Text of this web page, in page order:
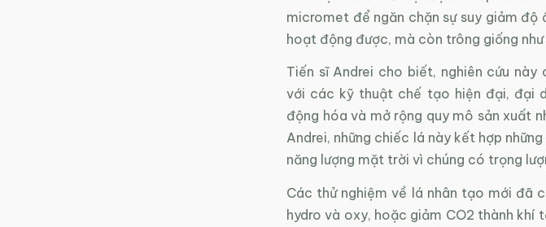
micromet để ngăn chặn sự suy giảm
hoạt động được, mà còn trông giống
Tiến sĩ Andrei cho biết, nghiên cứu
với các kỹ thuật chế tạo hiện đại, đại
động hóa và mở rộng quy mô sản xuất
Andrei, những chiếc lá này kết hợp
năng lượng mặt trời vì chúng có trọng
Các thử nghiệm về lá nhân tạo mới đã
hydro và oxy, hoặc giảm CO2 thành khí